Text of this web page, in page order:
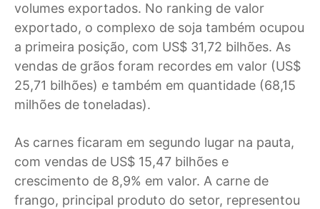
volumes exportados. No ranking de valor
exportado, o complexo de soja também ocupou
a primeira posição, com US$ 31,72 bilhões. As
vendas de grãos foram recordes em valor (US$
25,71 bilhões) e também em quantidade (68,15
milhões de toneladas).
As carnes ficaram em segundo lugar na pauta,
com vendas de US$ 15,47 bilhões e
crescimento de 8,9% em valor. A carne de
frango, principal produto do setor, representou